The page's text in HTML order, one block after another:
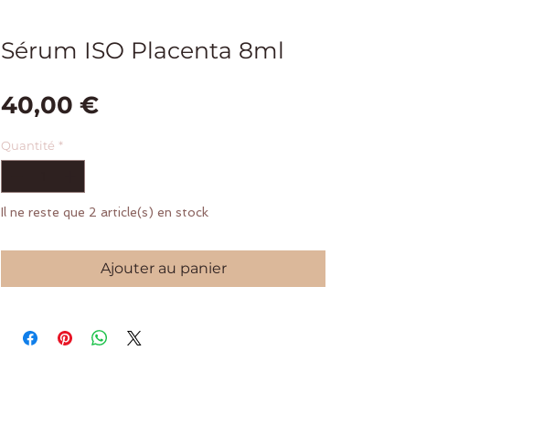
Sérum ISO Placenta 8ml
40,00 €Prix
Quantité *
Il ne reste que 2 article(s) en stock
Ajouter au panier